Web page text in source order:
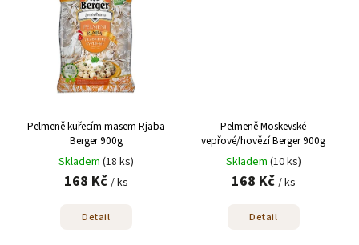
Pelmeně kuřecím masem Rjaba
Berger 900g
Skladem (18 ks)
168 Kč / ks
Detail
Pelmeně Moskevské
vepřové/hovězí Berger 900g
Skladem (10 ks)
168 Kč / ks
Detail